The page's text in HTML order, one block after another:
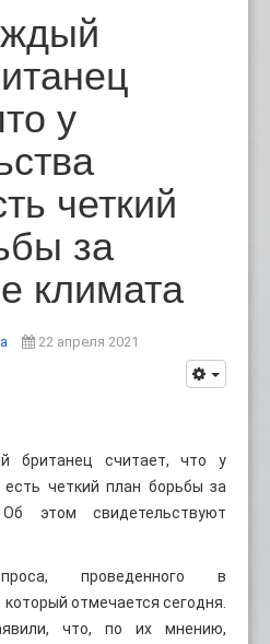
у
четкий
за
климата
22 апреля 2021
британец считает, что у
четкий план борьбы за
этом свидетельствуют
проведенного в
отмечается сегодня.
что, по их мнению,